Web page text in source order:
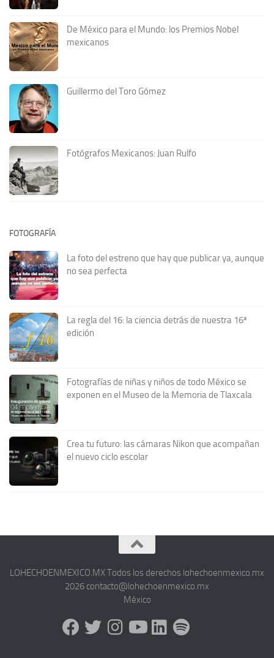
De México para el Mundo: los Premios Nobel
mexicanos
Guillermo del Toro Gómez
Fotógrafos Mexicanos: Juan Rulfo
FOTOGRAFÍA
La foto del estreno que hay que publicar ya, aunque
no sea perfecta
La regla del 16: la ciencia detrás de nuestra 16ª
edición
Fotografías de niñas y niños de todo México se
exponen en el Museo de la Memoria de Tlaxcala
Crea tu futuro: las cámaras Nikon que acompañan
el nuevo ciclo escolar
LOHECHOENMEXICO.MX Todos los derechos lohechoenmexico.mx
2026 contacto@lohechoenmexico.mx
México